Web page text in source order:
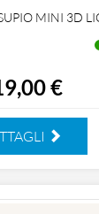
MINI 3D
€